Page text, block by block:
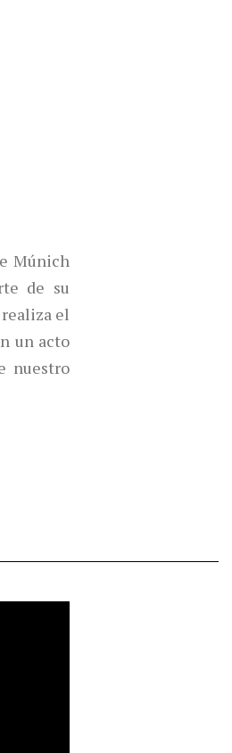
Múnich
de su
el
un acto
nuestro